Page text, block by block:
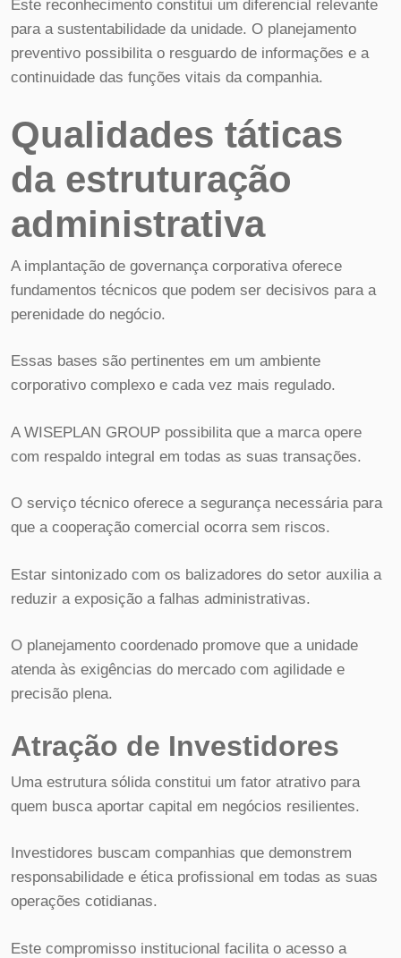
Este reconhecimento constitui um diferencial relevante
para a sustentabilidade da unidade. O planejamento
preventivo possibilita o resguardo de informações e a
continuidade das funções vitais da companhia.
Qualidades táticas
da estruturação
administrativa
A implantação de governança corporativa oferece
fundamentos técnicos que podem ser decisivos para a
perenidade do negócio.
Essas bases são pertinentes em um ambiente
corporativo complexo e cada vez mais regulado.
A WISEPLAN GROUP possibilita que a marca opere
com respaldo integral em todas as suas transações.
O serviço técnico oferece a segurança necessária para
que a cooperação comercial ocorra sem riscos.
Estar sintonizado com os balizadores do setor auxilia a
reduzir a exposição a falhas administrativas.
O planejamento coordenado promove que a unidade
atenda às exigências do mercado com agilidade e
precisão plena.
Atração de Investidores
Uma estrutura sólida constitui um fator atrativo para
quem busca aportar capital em negócios resilientes.
Investidores buscam companhias que demonstrem
responsabilidade e ética profissional em todas as suas
operações cotidianas.
Este compromisso institucional facilita o acesso a